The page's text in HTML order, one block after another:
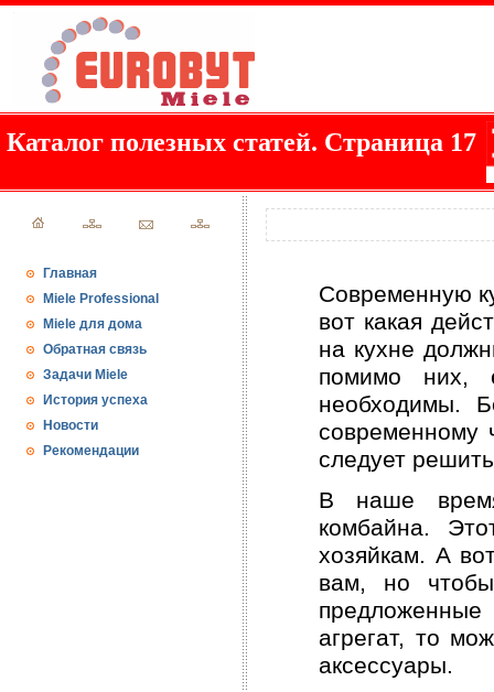
Каталог полезных статей. Страница 17
Главная
Miele Professional
Miele для дома
Обратная связь
Задачи Miele
История успеха
Новости
Рекомендации
Современную
вот какая
на кухне
помимо них,
необходимы.
современному
следует
В наше
комбайна.
хозяйкам. А
вам, но
агрегат, то
аксессуары.